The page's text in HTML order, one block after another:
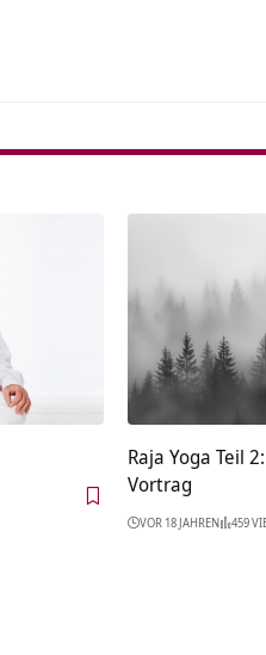
Raja Yoga Teil
Vortrag
VOR 18 JAHREN 459